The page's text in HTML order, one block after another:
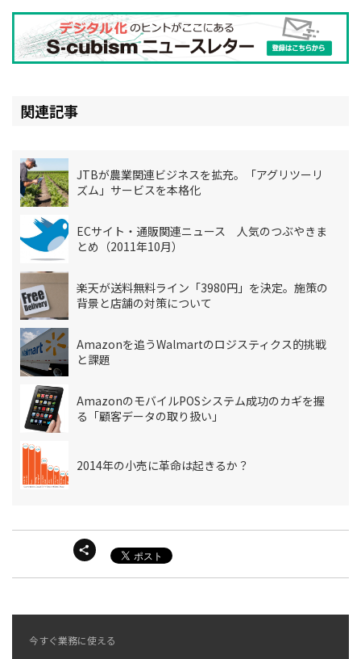
関連記事
JTBが農業関連ビジネスを拡充。「アグリツーリ
ズム」サービスを本格化
ECサイト・通販関連ニュース 人気のつぶやきま
とめ（2011年10月）
楽天が送料無料ライン「3980円」を決定。施策の
背景と店舗の対策について
Amazonを追うWalmartのロジスティクス的挑戦
と課題
AmazonのモバイルPOSシステム成功のカギを握
る「顧客データの取り扱い」
2014年の小売に革命は起きるか？
今すぐ業務に使える